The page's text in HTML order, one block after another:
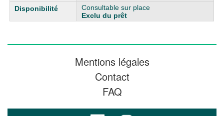
Consultable sur place
Exclu du prêt
Mentions légales
Contact
FAQ